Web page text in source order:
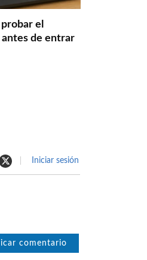
el
de entrar
Iniciar sesión